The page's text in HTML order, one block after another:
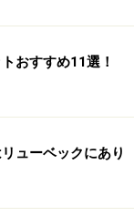
おすすめ11選！
ューベックにあり